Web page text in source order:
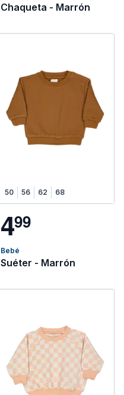
Chaqueta - Marrón
50 56 62 68
499
Bebé
Suéter - Marrón